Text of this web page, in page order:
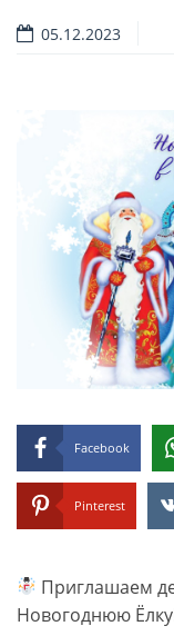
05.12.2023
Facebook
Pinterest
Приглашаем
Новогоднюю